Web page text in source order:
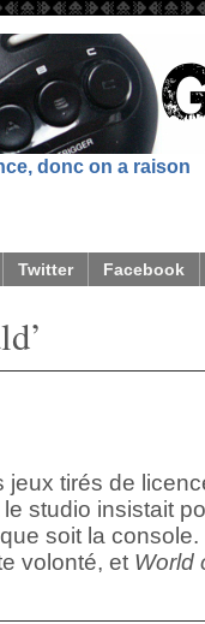
donc on a raison
Twitter Facebook
jeux tirés de
studio insistait
soit la
volonté, et World